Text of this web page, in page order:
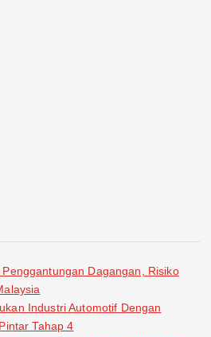
Dagangan, Risiko
Industri Automotif Dengan
Tahap 4